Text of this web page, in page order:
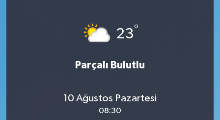
23°
Parçalı Bulutlu
10 Ağustos Pazartesi
08:30
İLGİNÇ HABERLER
KÜLTÜR SANAT